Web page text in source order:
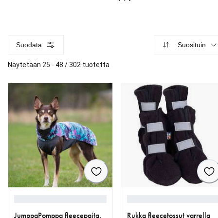
Suodata Suosituin
Näytetään 25 - 48 / 302 tuotetta
JumppaPomppa fleecepaita,
Rukka fleecetossut varrella